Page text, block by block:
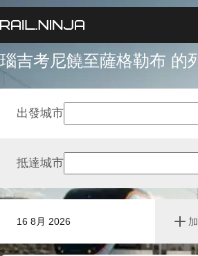
瑙吉考尼饒至薩格勒布 的
16 8月 2026
出發城市
抵達城市